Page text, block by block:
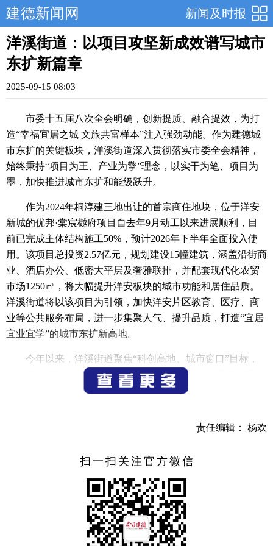
新闻及时报
建德新闻网
洋溪街道：以项目攻坚新成效谱写城市
东扩新篇章
2025-09-15 08:03
市委十五届八次全会明确，创新提质、融合提效，为打
造“幸福宜居之城 文旅共富样本”注入强劲动能。作为建德城
市东扩的关键板块，洋溪街道深入贯彻落实市委全会精神，
始终秉持“项目为王、产业为擎”理念，以实干为笔、项目为
墨，加快推进城市东扩和能级跃升。
作为2024年桐淳建三地出让的首宗商住地块，位于洋安
新城的优邦·棠宸樾府项目自去年9月动工以来进展顺利，目
前已完成主体结构施工50%，预计2026年下半年全面投入使
用。该项目总投资2.57亿元，规划建设15幢建筑，涵盖沿街商
业、酒店办公、低密大平层及奢雅联排，并配套现代化农贸
市场1250㎡，将大幅提升洋安板块的城市功能和居住品质。
洋溪街道将以该项目为引领，加快洋安片区教育、医疗、商
业等公共服务布局，进一步集聚人气、提升品质，打造“宜居
宜业宜学”的城市东扩新高地。
今年以来，洋溪街道聚焦“科创高地、城市窗口”目标，
持续深化“五大会战”，狠抓项目招引建设、产业转型升级和
城市功能完善。上半年，街道完成规上工业总产值8.38亿元，
资产投资6.1亿元，限上零售业销售额2.22亿元，限上住宿业
项目1个。下半年，街道将以更大力度抓项目、兴产业、提能
级、促共富，全力打造更具活力、更富魅力、更高能级的“浙
西科创新高地”，为我市打造“幸福宜居之城、文旅共富样
洋溪街道党工委书记肖虎表示，贯彻落实市委全会精
神，关键在实干，核心在项目。接下来，洋溪街道将坚持“抓
责任编辑： 杨欢
扫一扫关注官方微信